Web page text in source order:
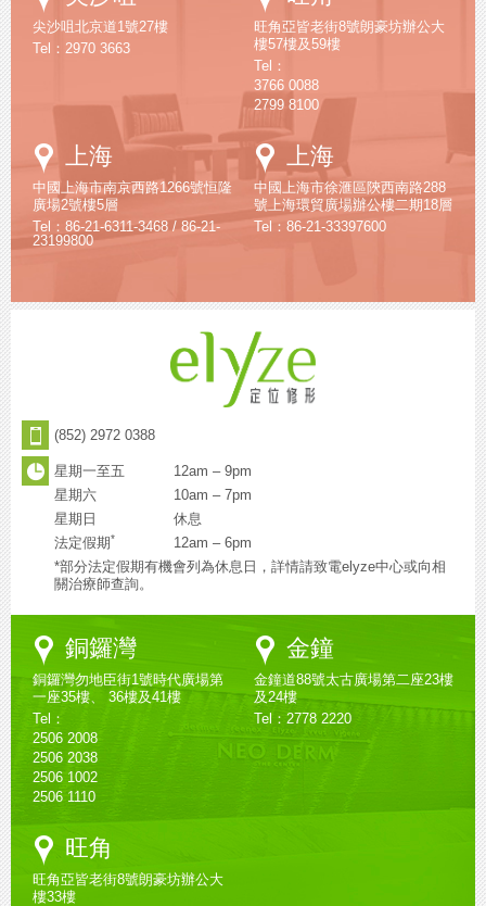
Maps
尖沙咀北京道1號27樓
Tel：2970 3663
Maps
旺角亞皆老街8號朗豪坊辦公大
樓57樓及59樓
Tel：
3766 0088
2799 8100
Google
Maps
上海
中國上海市南京西路1266號恒隆
廣場2號樓5層
Tel：86-21-6311-3468 / 86-21-
23199800
Google
Maps
上海
中國上海市徐滙區陝西南路288
號上海環貿廣場辦公樓二期18層
Tel：86-21-33397600
(852) 2972 0388
星期一至五
12am – 9pm
星期六
10am – 7pm
星期日
休息
法定假期*
12am – 6pm
*部分法定假期有機會列為休息日，詳情請致電elyze中心或向相
關治療師查詢。
Google
Maps
銅鑼灣
銅鑼灣勿地臣街1號時代廣場第
一座35樓、 36樓及41樓
Tel：
2506 2008
2506 2038
2506 1002
2506 1110
Google
Maps
金鐘
金鐘道88號太古廣場第二座23樓
及24樓
Tel：2778 2220
Google
Maps
旺角
旺角亞皆老街8號朗豪坊辦公大
樓33樓